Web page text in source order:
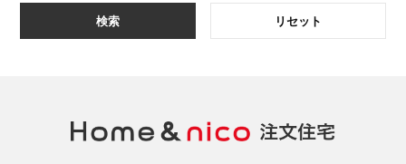
検索 リセット